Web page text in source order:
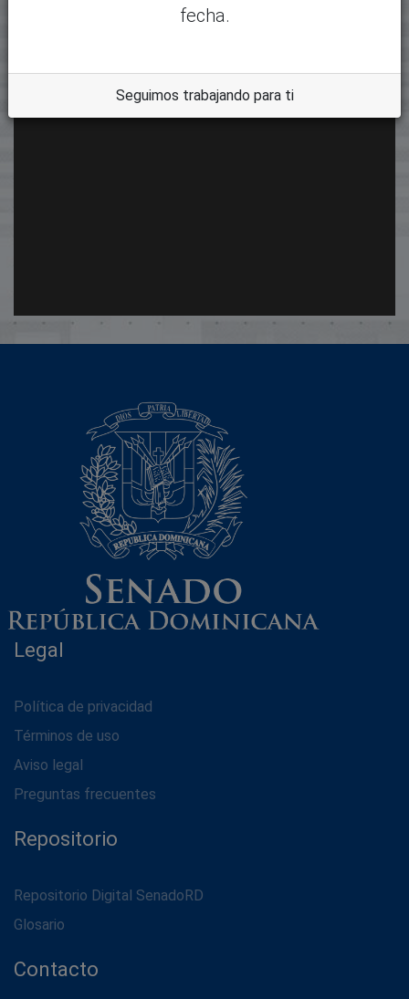
Legal
Política de privacidad
Términos de uso
Aviso legal
Preguntas frecuentes
Repositorio
Repositorio Digital SenadoRD
Glosario
Contacto
fecha.
Seguimos trabajando para ti